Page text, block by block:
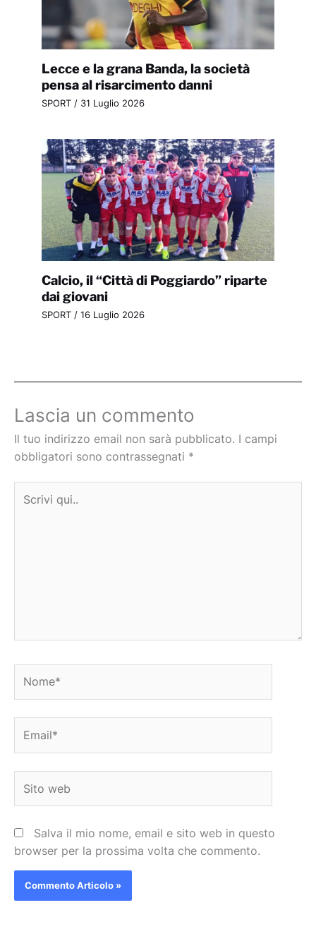
Lecce e la grana Banda, la società
pensa al risarcimento danni
SPORT/ 31 Luglio 2026
Calcio, il “Città di Poggiardo” riparte
dai giovani
SPORT/ 16 Luglio 2026
Lascia un commento
Il tuo indirizzo email non sarà pubblicato. I campi
obbligatori sono contrassegnati *
qui..
web
Salva il mio nome, email e sito web in questo
browser per la prossima volta che commento.